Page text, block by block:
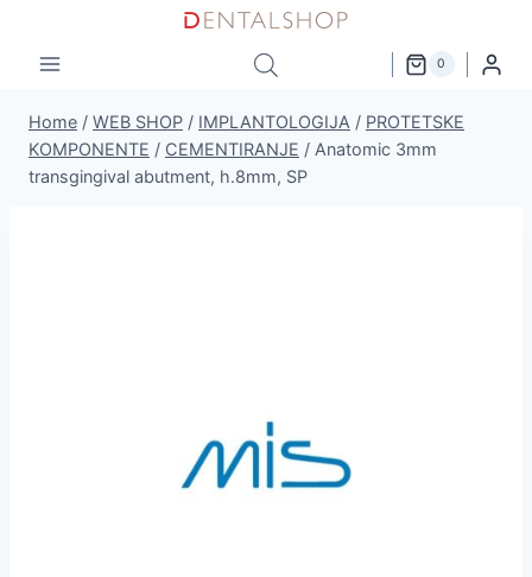
content
0
Home / WEB SHOP / IMPLANTOLOGIJA / PROTETSKE
KOMPONENTE / CEMENTIRANJE / Anatomic 3mm
transgingival abutment, h.8mm, SP